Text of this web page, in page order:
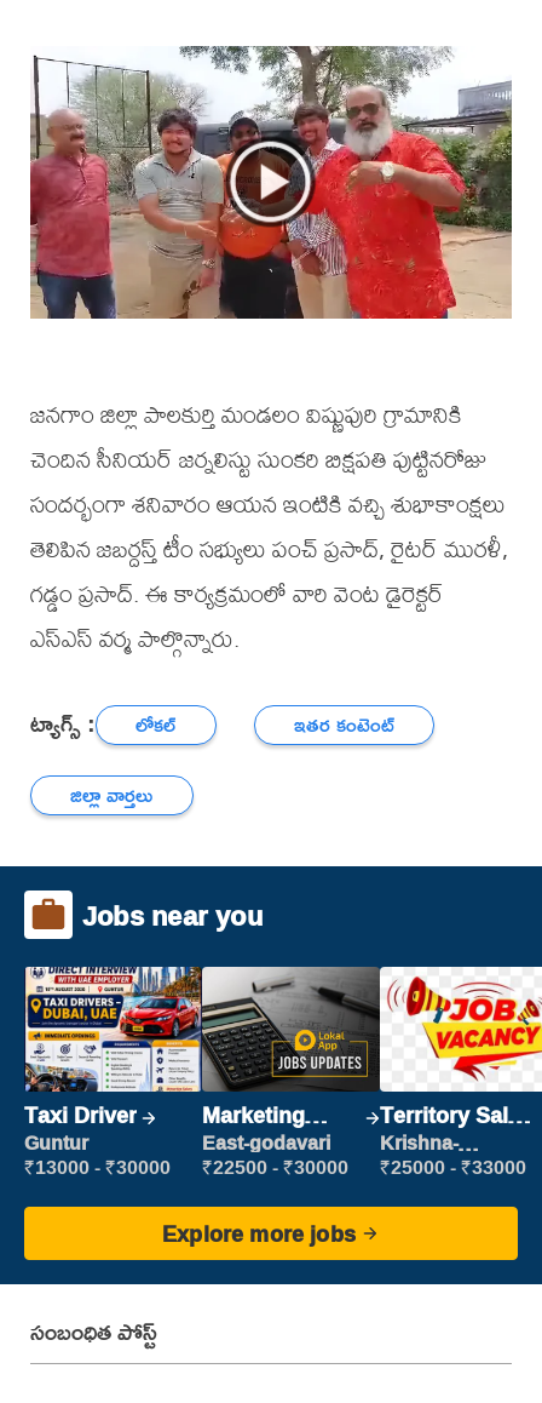
జనగాం జిల్లా పాలకుర్తి మండలం విష్ణుపురి గ్రామానికి
చెందిన సీనియర్ జర్నలిస్టు సుంకరి బిక్షపతి పుట్టినరోజు
సందర్భంగా శనివారం ఆయన ఇంటికి వచ్చి శుభాకాంక్షలు
తెలిపిన జబర్దస్త్ టీం సభ్యులు పంచ్ ప్రసాద్, రైటర్ మురళీ,
గడ్డం ప్రసాద్. ఈ కార్యక్రమంలో వారి వెంట డైరెక్టర్
ఎస్ఎస్ వర్మ పాల్గొన్నారు.
ట్యాగ్స్ : లోకల్
ఇతర కంటెంట్
జిల్లా వార్తలు
Jobs near you
Taxi Driver
Guntur
₹13000 - ₹30000
Marketing
Executive
East-godavari
₹22500 - ₹30000
Territory Sales
Manager
Krishna-
vijayawada
₹25000 - ₹33000
Explore more jobs
సంబంధిత పోస్ట్